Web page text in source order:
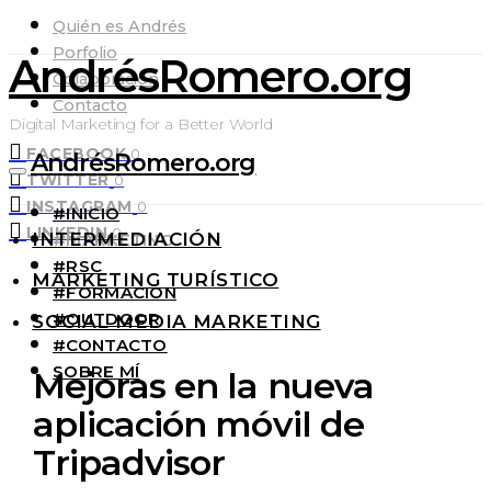
Quién es Andrés
Porfolio
Colaboración
Contacto
FACEBOOK 0
TWITTER 0
INSTAGRAM 0
LINKEDIN 0
AndrésRomero.org
Digital Marketing for a Better World
AndrésRomero.org
#INICIO
#MARKETING
#RSC
#FORMACIÓN
#OUTDOOR
#CONTACTO
SOBRE MÍ
INTERMEDIACIÓN
MARKETING TURÍSTICO
SOCIAL MEDIA MARKETING
Mejoras en la nueva
aplicación móvil de
Tripadvisor